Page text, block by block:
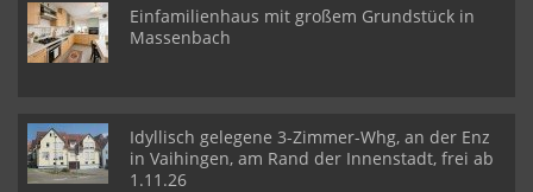
Einfamilienhaus mit großem Grundstück in
Massenbach
Idyllisch gelegene 3-Zimmer-Whg, an der Enz
in Vaihingen, am Rand der Innenstadt, frei ab
1.11.26